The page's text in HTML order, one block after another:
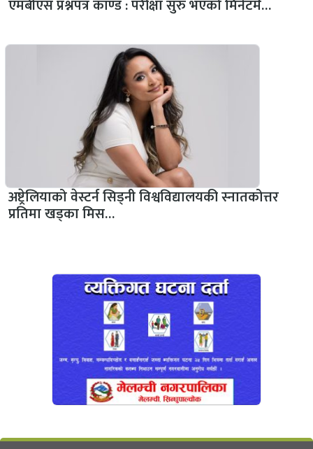
एमबीएस प्रश्नपत्र काण्ड : परीक्षा सुरु भएको मिनेटमै…
अष्ट्रेलियाको वेस्टर्न सिड्नी विश्वविद्यालयकी स्नातकोत्तर
प्रतिमा खड्का मिस…